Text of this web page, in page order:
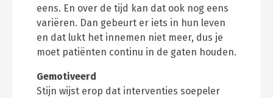
eens. En over de tijd kan dat ook nog eens
variëren. Dan gebeurt er iets in hun leven
en dat lukt het innemen niet meer, dus je
moet patiënten continu in de gaten houden.
Gemotiveerd
Stijn wijst erop dat interventies soepeler